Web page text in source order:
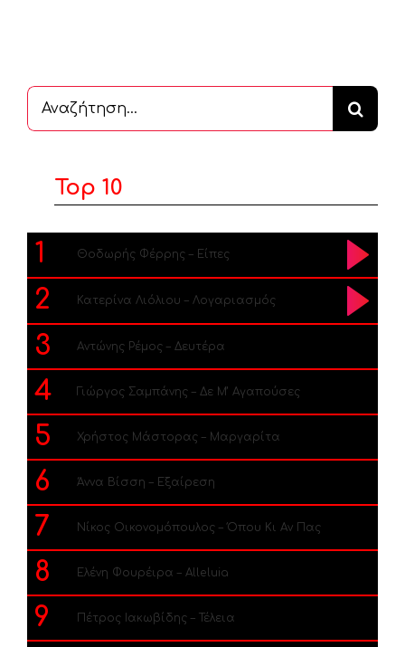
Αναζήτηση
...
Top 10
1 Θοδωρής Φέρρης – Είπες
2 Κατερίνα Λιόλιου – Λογαριασμός
3 Αντώνης Ρέμος – Δευτέρα
4 Γιώργος Σαμπάνης – Δε Μ’ Αγαπούσες
5 Χρήστος Μάστορας – Μαργαρίτα
6 Άννα Βίσση – Εξαίρεση
7 Νίκος Οικονομόπουλος – Όπου Κι Αν Πας
8 Ελένη Φουρέιρα – Alleluia
9 Πέτρος Ιακωβίδης – Τέλεια